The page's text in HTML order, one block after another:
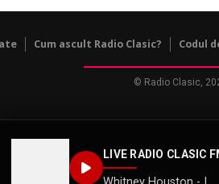
LIVE RADIO CLASIC
Cum ascult Radio Clasic? Codul
© Radio Clasic,